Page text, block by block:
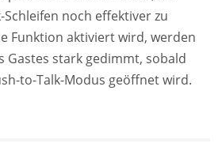
Schleifen noch effektiver zu
Funktion aktiviert wird, werden
Gastes stark gedimmt, sobald
to-Talk-Modus geöffnet wird.